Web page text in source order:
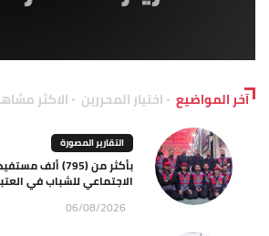
آخر المواضيع اختيار المحررين الاكثر
التقارير المصورة
بأكثر من (795)
الاجتماعي للشباب في
06/08/2026